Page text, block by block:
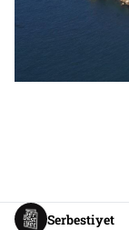
Serbestiyet